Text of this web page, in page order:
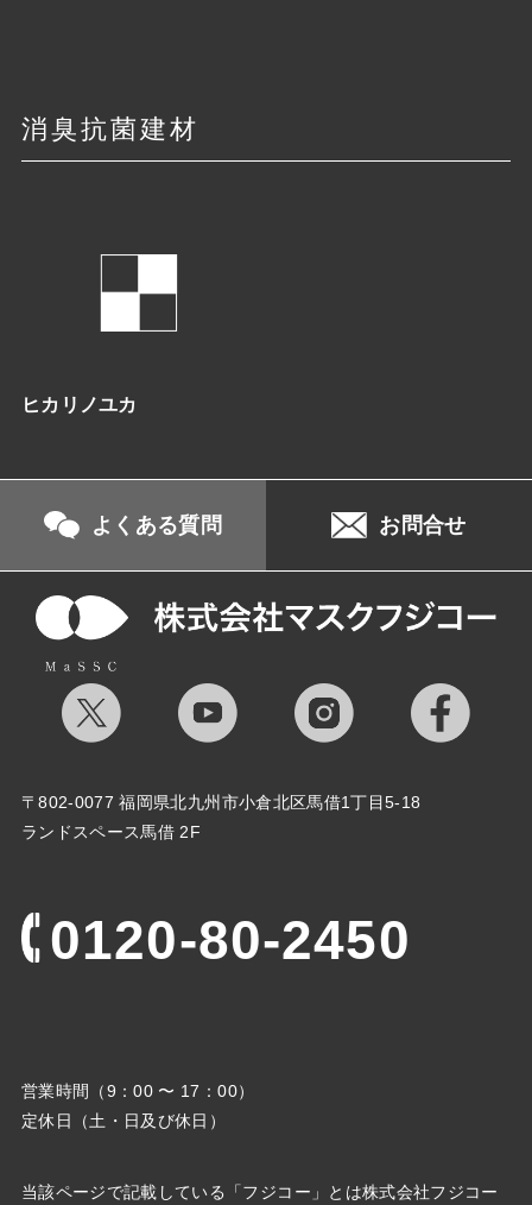
消臭抗菌建材
ヒカリノユカ
よくある質問 お問合せ
〒802-0077 福岡県北九州市小倉北区馬借1丁目5-18
ランドスペース馬借 2F
営業時間（9：00 〜 17：00）
定休日（土・日及び休日）
0120-80-2450
当該ページで記載している「フジコー」とは株式会社フジコー